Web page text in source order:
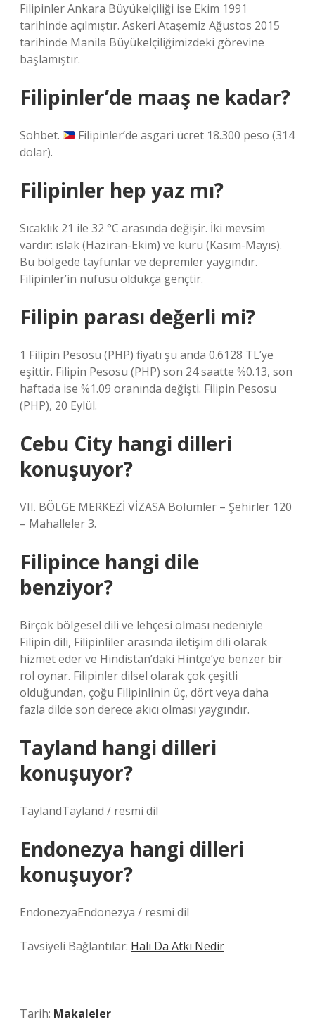
Filipinler Ankara Büyükelçiliği ise Ekim 1991
tarihinde açılmıştır. Askeri Ataşemiz Ağustos 2015
tarihinde Manila Büyükelçiliğimizdeki görevine
başlamıştır.
Filipinler’de maaş ne kadar?
Sohbet.
Filipinler’de asgari ücret 18.300 peso (314
dolar).
Filipinler hep yaz mı?
Sıcaklık 21 ile 32 °C arasında değişir. İki mevsim
vardır: ıslak (Haziran-Ekim) ve kuru (Kasım-Mayıs).
Bu bölgede tayfunlar ve depremler yaygındır.
Filipinler’in nüfusu oldukça gençtir.
Filipin parası değerli mi?
1 Filipin Pesosu (PHP) fiyatı şu anda 0.6128 TL’ye
eşittir. Filipin Pesosu (PHP) son 24 saatte %0.13, son
haftada ise %1.09 oranında değişti. Filipin Pesosu
(PHP), 20 Eylül.
Cebu City hangi dilleri
konuşuyor?
VII. BÖLGE MERKEZİ VİZASA Bölümler – Şehirler 120
– Mahalleler 3.
Filipince hangi dile
benziyor?
Birçok bölgesel dili ve lehçesi olması nedeniyle
Filipin dili, Filipinliler arasında iletişim dili olarak
hizmet eder ve Hindistan’daki Hintçe’ye benzer bir
rol oynar. Filipinler dilsel olarak çok çeşitli
olduğundan, çoğu Filipinlinin üç, dört veya daha
fazla dilde son derece akıcı olması yaygındır.
Tayland hangi dilleri
konuşuyor?
TaylandTayland / resmi dil
Endonezya hangi dilleri
konuşuyor?
EndonezyaEndonezya / resmi dil
Tavsiyeli Bağlantılar: Halı Da Atkı Nedir
Tarih: Makaleler